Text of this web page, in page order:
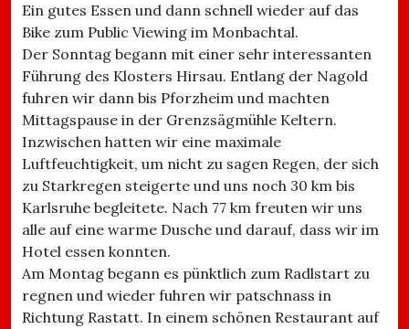
Ein gutes Essen und dann schnell wieder auf das
Bike zum Public Viewing im Monbachtal.
Der Sonntag begann mit einer sehr interessanten
Führung des Klosters Hirsau. Entlang der Nagold
fuhren wir dann bis Pforzheim und machten
Mittagspause in der Grenzsägmühle Keltern.
Inzwischen hatten wir eine maximale
Luftfeuchtigkeit, um nicht zu sagen Regen, der sich
zu Starkregen steigerte und uns noch 30 km bis
Karlsruhe begleitete. Nach 77 km freuten wir uns
alle auf eine warme Dusche und darauf, dass wir im
Hotel essen konnten.
Am Montag begann es pünktlich zum Radlstart zu
regnen und wieder fuhren wir patschnass in
Richtung Rastatt. In einem schönen Restaurant auf